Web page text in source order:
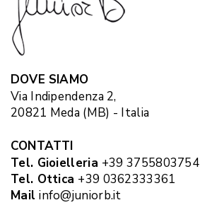
DOVE SIAMO
Via Indipendenza 2,
20821 Meda (MB) - Italia
CONTATTI
Tel. Gioielleria +39 3755803754
Tel. Ottica +39 0362333361
Mail info@juniorb.it